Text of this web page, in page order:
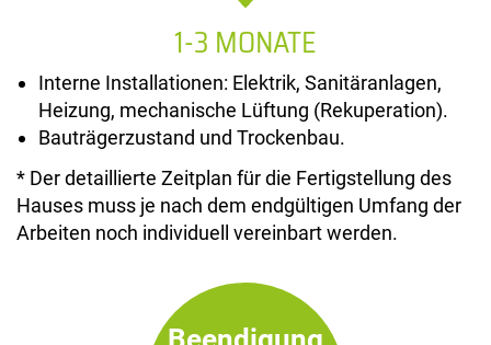
1-3 MONATE
Interne Installationen: Elektrik, Sanitäranlagen,
Heizung, mechanische Lüftung (Rekuperation).
Bauträgerzustand und Trockenbau.
* Der detaillierte Zeitplan für die Fertigstellung des
Hauses muss je nach dem endgültigen Umfang der
Arbeiten noch individuell vereinbart werden.